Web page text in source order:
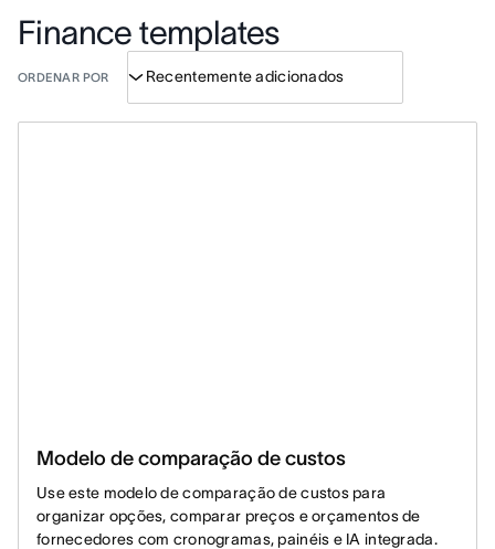
Finance templates
ORDENAR POR
Modelo de comparação de custos
Use este modelo de comparação de custos para
organizar opções, comparar preços e orçamentos de
fornecedores com cronogramas, painéis e IA integrada.